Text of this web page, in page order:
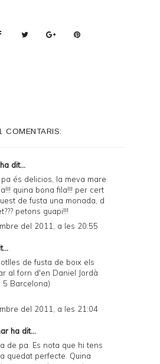
COMENTARIS:
ha dit...
pa és delicios, la meva mare
quina bona fila!!! per cert
de fusta una monada, d
petons guapi!!!
del 2011, a les 20:55
de fusta de boix els
al forn d'en Daniel Jordà
5 Barcelona)
del 2011, a les 21:04
ha dit...
de pa. Es nota que hi tens
quedat perfecte. Quina